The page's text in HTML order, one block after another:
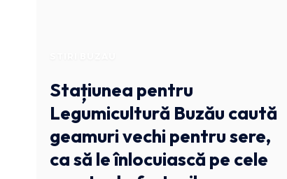
Stațiunea pentru
Legumicultură Buzău caută
geamuri vechi pentru sere,
ca să le înlocuiască pe cele